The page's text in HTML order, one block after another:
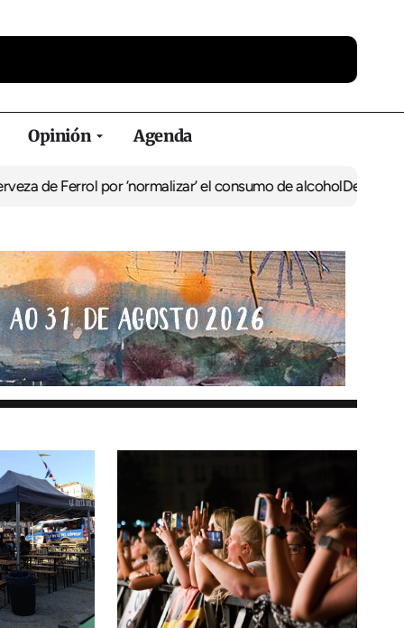
Opinión Agenda
por ‘normalizar’ el consumo de alcoholDe Perlío a